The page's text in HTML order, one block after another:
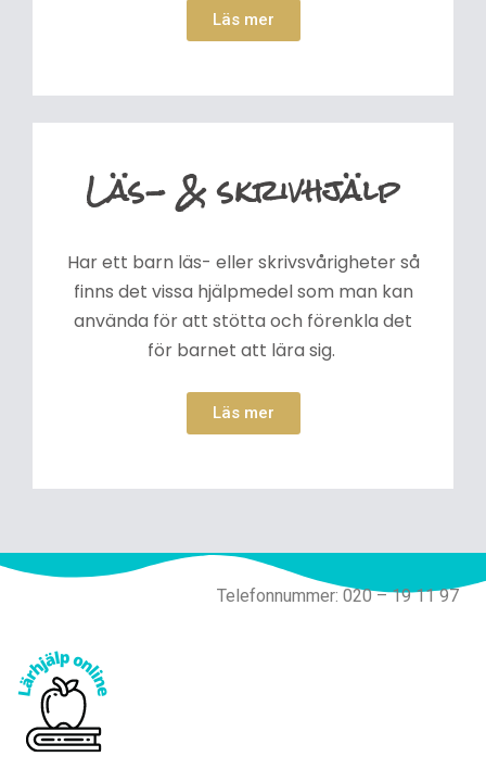
Läs mer
Läs- & skrivhjälp
Har ett barn läs- eller skrivsvårigheter så
finns det vissa hjälpmedel som man kan
använda för att stötta och förenkla det
för barnet att lära sig.
Läs mer
Telefonnummer: 020 – 19 11 97